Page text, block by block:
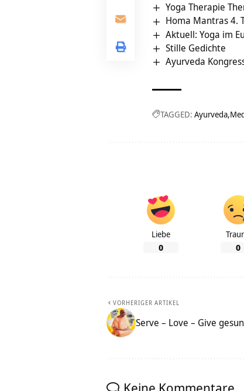
Yoga Therapie
Homa Mantras 4.
Aktuell: Yoga im
Stille Gedichte
Ayurveda
TAGGED: Ayurveda
Liebe
0 0
VORHERIGER ARTIKEL
Serve – Love – Give